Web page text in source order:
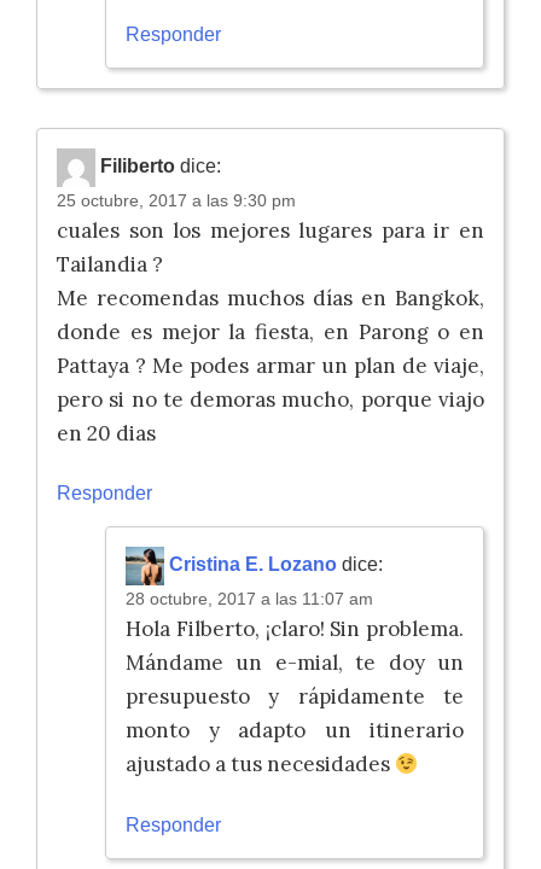
Responder
Filiberto dice:
25 octubre, 2017 a las 9:30 pm
cuales son los mejores lugares para ir en
Tailandia ?
Me recomendas muchos días en Bangkok,
donde es mejor la fiesta, en Parong o en
Pattaya ? Me podes armar un plan de viaje,
pero si no te demoras mucho, porque viajo
en 20 dias
Responder
Cristina E. Lozano dice:
28 octubre, 2017 a las 11:07 am
Hola Filberto, ¡claro! Sin problema.
Mándame un e-mial, te doy un
presupuesto y rápidamente te
monto y adapto un itinerario
ajustado a tus necesidades
Responder